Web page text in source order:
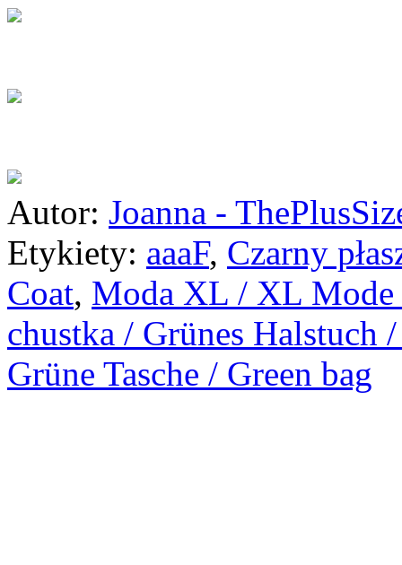
Autor: Joanna -
Etykiety: aaaF, Czarny
Coat, Moda XL / XL Mode
chustka / Grünes Halstuch
Grüne Tasche / Green bag